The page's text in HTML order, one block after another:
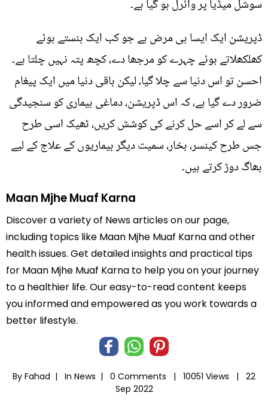
سوشل میڈیا پر وائرل ہو گیا ہے۔
ڈپریشن ایک ایسا ہی مرض ہے جو کب ایک ہنستے ہوئے
کھلکھلاتے ہوئے چہرے کو مرجھا دے، کچھ پتہ نہیں چلتا ہے۔
احسن تو اس دنیا سے چلا گیا، لیکن باقی دنیا میں ایک پیغام
ضرور دے گیا ہے، کہ اس ڈپریشن، دماغی بیماری کو سنجیدگی
سے لے کر اسے حل کرنے کی کوشش کریں، ٹھیک اسی طرح
جس طرح کینسر، بخار، سمیت دیگر بیماریوں کے علاج کے لیے
بھاگ دوڑ کرتے ہیں۔
Maan Mjhe Muaf Karna
Discover a variety of News articles on our page,
including topics like Maan Mjhe Muaf Karna and other
health issues. Get detailed insights and practical tips
for Maan Mjhe Muaf Karna to help you on your journey
to a healthier life. Our easy-to-read content keeps
you informed and empowered as you work towards a
better lifestyle.
By Fahad | In News | 0 Comments | 10051 Views |
22
Sep 2022